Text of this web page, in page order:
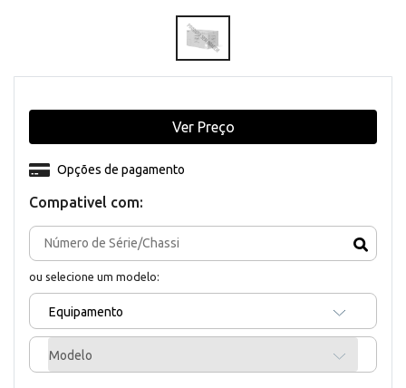
Compativel com:
ou selecione um modelo:
Equipamento
Modelo
Opções de pagamento
Ver Preço